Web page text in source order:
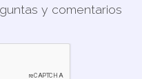
y comentarios